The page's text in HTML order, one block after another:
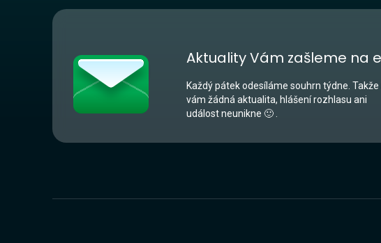
Aktuality Vám zašleme na
Každý pátek odesíláme souhrn týdne. Takže
vám žádná aktualita, hlášení rozhlasu ani
událost neunikne 🙂 .